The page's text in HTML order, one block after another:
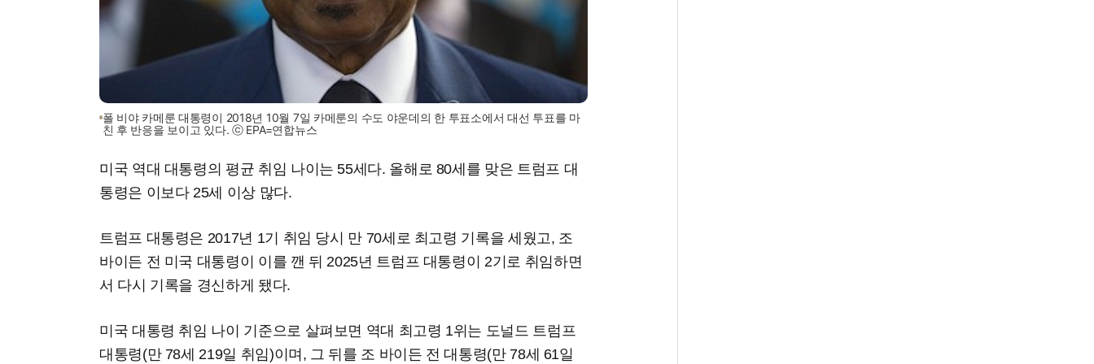
폴 비야 카메룬 대통령이 2018년 10월 7일 카메룬의 수도 야운데의 한 투표소에서 대선 투표를 마
친 후 반응을 보이고 있다. ⓒ EPA=연합뉴스
미국 역대 대통령의 평균 취임 나이는 55세다. 올해로 80세를 맞은 트럼프 대
통령은 이보다 25세 이상 많다.
트럼프 대통령은 2017년 1기 취임 당시 만 70세로 최고령 기록을 세웠고, 조
바이든 전 미국 대통령이 이를 깬 뒤 2025년 트럼프 대통령이 2기로 취임하면
서 다시 기록을 경신하게 됐다.
미국 대통령 취임 나이 기준으로 살펴보면 역대 최고령 1위는 도널드 트럼프
대통령(만 78세 219일 취임)이며, 그 뒤를 조 바이든 전 대통령(만 78세 61일